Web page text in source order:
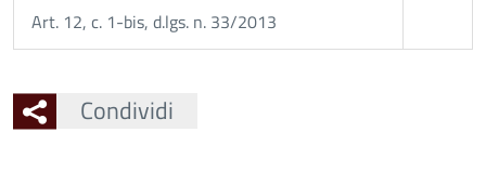
Art. 12, c. 1-bis, d.lgs. n. 33/2013
Condividi